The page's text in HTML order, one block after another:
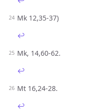
Mk 12,35-37)
↩︎
Mk, 14,60-62.
↩︎
Mt 16,24-28.
↩︎